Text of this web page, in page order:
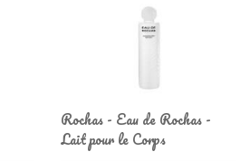
Rochas - Eau de Rochas -
Lait pour le Corps